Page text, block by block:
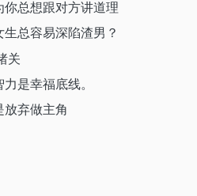
你总想跟对方讲道理
生总容易深陷渣男？
关
是幸福底线。
放弃做主角